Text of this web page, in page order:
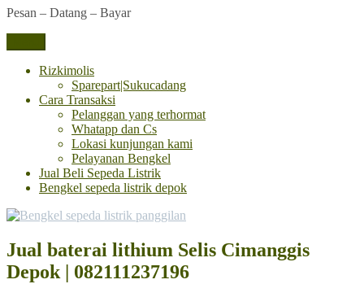
Pesan – Datang – Bayar
Rizkimolis
Sparepart|Sukucadang
Cara Transaksi
Pelanggan yang terhormat
Whatapp dan Cs
Lokasi kunjungan kami
Pelayanan Bengkel
Jual Beli Sepeda Listrik
Bengkel sepeda listrik depok
Jual baterai lithium Selis Cimanggis
Depok | 082111237196